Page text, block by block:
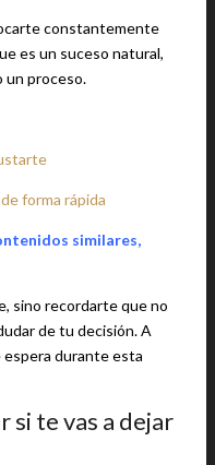
constantemente
es un suceso natural,
un proceso.
forma rápida
similares,
sino recordarte que no
de tu decisión. A
durante esta
si te vas a dejar